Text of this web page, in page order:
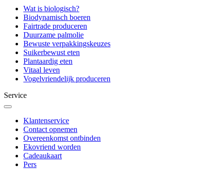
Wat is biologisch?
Biodynamisch boeren
Fairtrade produceren
Duurzame palmolie
Bewuste verpakkingskeuzes
Suikerbewust eten
Plantaardig eten
Vitaal leven
Vogelvriendelijk produceren
Service
Klantenservice
Contact opnemen
Overeenkomst ontbinden
Ekovriend worden
Cadeaukaart
Pers